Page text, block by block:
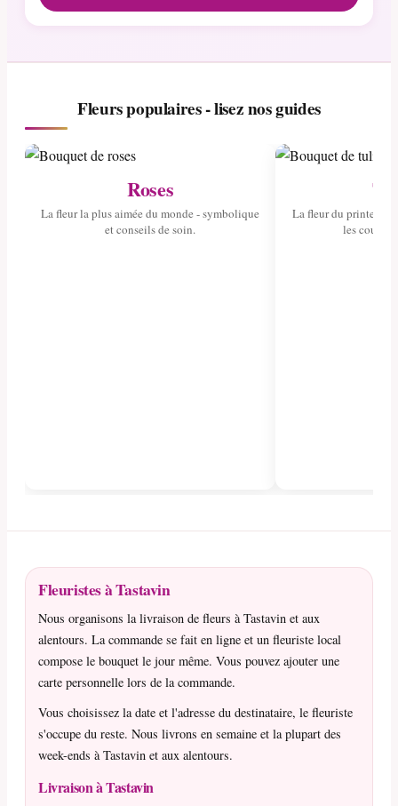
Fleurs populaires - lisez nos guides
Roses
La fleur la plus aimée du monde - symbolique
et conseils de soin.
La fleur du
les
Fleuristes à Tastavin
Nous organisons la livraison de fleurs à Tastavin et aux
alentours. La commande se fait en ligne et un fleuriste local
compose le bouquet le jour même. Vous pouvez ajouter une
carte personnelle lors de la commande.
Vous choisissez la date et l'adresse du destinataire, le fleuriste
s'occupe du reste. Nous livrons en semaine et la plupart des
week-ends à Tastavin et aux alentours.
Livraison à Tastavin